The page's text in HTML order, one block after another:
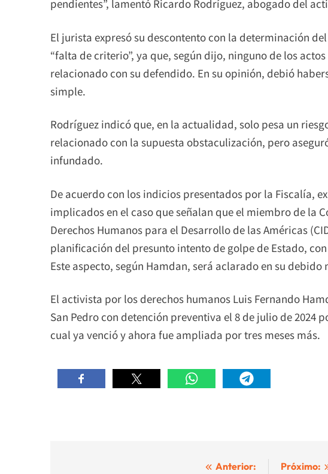
pendientes”, lamentó Ricardo Rodríguez, abogado del
El jurista expresó su descontento con la determinación
“falta de criterio”, ya que, según dijo, ninguno de los
relacionado con su defendido. En su opinión, debió
simple.
Rodríguez indicó que, en la actualidad, solo pesa un
relacionado con la supuesta obstaculización, pero
infundado.
De acuerdo con los indicios presentados por la Fiscalía,
implicados en el caso que señalan que el miembro de la
Derechos Humanos para el Desarrollo de las Américas
planificación del presunto intento de golpe de Estado,
Este aspecto, según Hamdan, será aclarado en su debido
El activista por los derechos humanos Luis Fernando
San Pedro con detención preventiva el 8 de julio de 2024
cual ya venció y ahora fue ampliada por tres meses más.
Anterior:
Próximo: